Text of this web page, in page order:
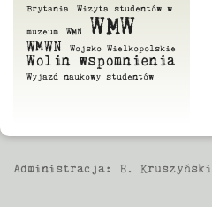
Brytania
Wizyta studentów w
muzeum WMN WMW
WMWN Wojsko Wielkopolskie
Wolin wspomnienia
Wyjazd naukowy studentów
Administracja: B. Kruszyński